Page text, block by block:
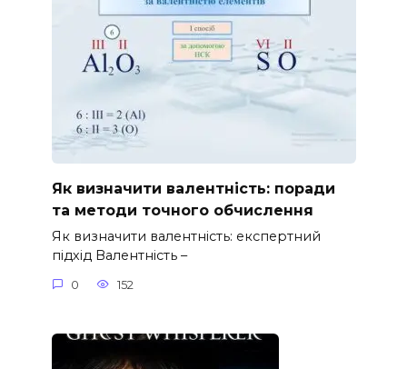
Як визначити валентність: поради
та методи точного обчислення
Як визначити валентність: експертний
підхід Валентність –
0 152